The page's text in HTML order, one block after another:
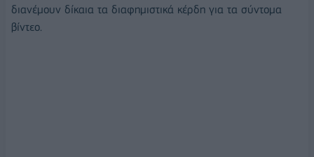
διανέμουν δίκαια τα διαφημιστικά κέρδη για τα σύντομα
βίντεο.